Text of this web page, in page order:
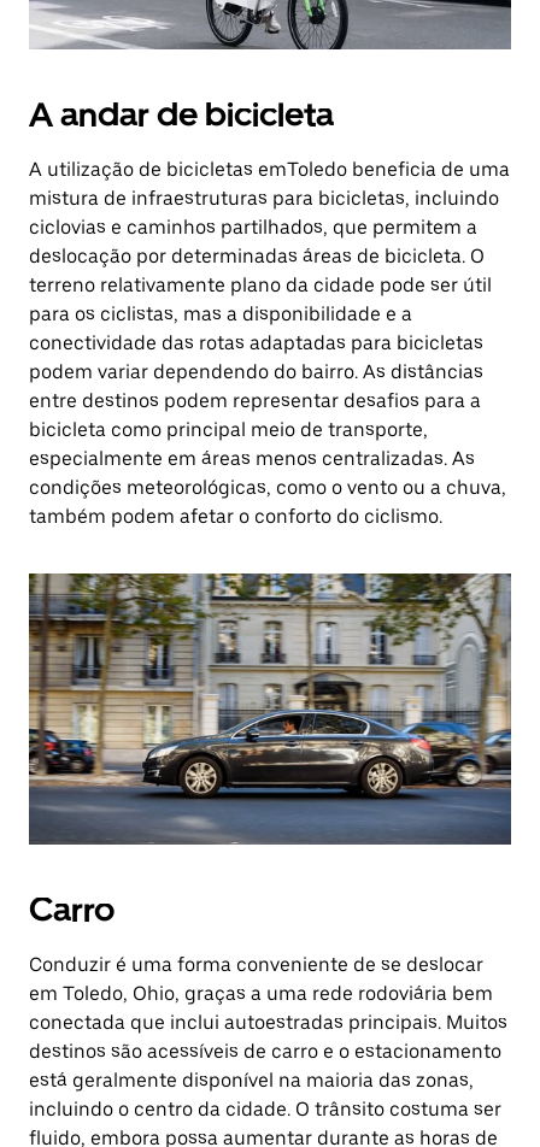
A andar de bicicleta
A utilização de bicicletas emToledo beneficia de uma
mistura de infraestruturas para bicicletas, incluindo
ciclovias e caminhos partilhados, que permitem a
deslocação por determinadas áreas de bicicleta. O
terreno relativamente plano da cidade pode ser útil
para os ciclistas, mas a disponibilidade e a
conectividade das rotas adaptadas para bicicletas
podem variar dependendo do bairro. As distâncias
entre destinos podem representar desafios para a
bicicleta como principal meio de transporte,
especialmente em áreas menos centralizadas. As
condições meteorológicas, como o vento ou a chuva,
também podem afetar o conforto do ciclismo.
Carro
Conduzir é uma forma conveniente de se deslocar
em Toledo, Ohio, graças a uma rede rodoviária bem
conectada que inclui autoestradas principais. Muitos
destinos são acessíveis de carro e o estacionamento
está geralmente disponível na maioria das zonas,
incluindo o centro da cidade. O trânsito costuma ser
fluido, embora possa aumentar durante as horas de